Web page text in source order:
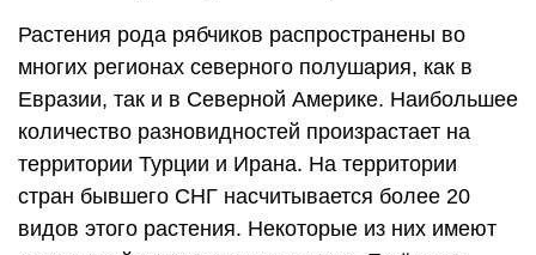
Растения рода рябчиков распространены во
многих регионах северного полушария, как в
Евразии, так и в Северной Америке. Наибольшее
количество разновидностей произрастает на
территории Турции и Ирана. На территории
стран бывшего СНГ насчитывается более 20
видов этого растения. Некоторые из них имеют